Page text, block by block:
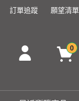
訂單追蹤 願望清單
0